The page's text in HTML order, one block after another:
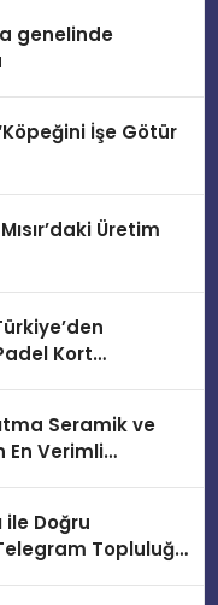
genelinde
İşe Götür
Üretim
Kort
Seramik ve
En Verimli
ile Doğru
Topluluğu